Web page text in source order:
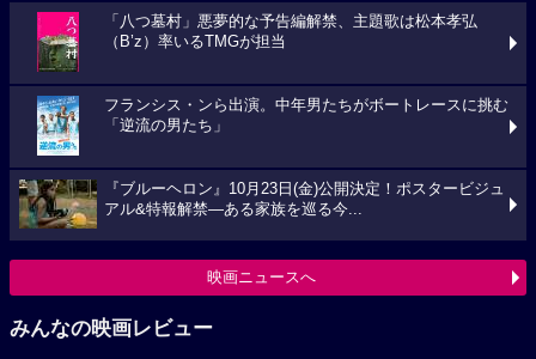
「八つ墓村」悪夢的な予告編解禁、主題歌は松本孝弘
（B’z）率いるTMGが担当
フランシス・ンら出演。中年男たちがボートレースに挑む
「逆流の男たち」
『ブルーヘロン』10月23日(金)公開決定！ポスタービジュ
アル&特報解禁―ある家族を巡る今...
映画ニュースへ
みんなの映画レビュー